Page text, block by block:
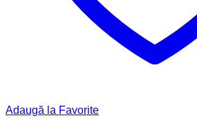
Adaugă la Favorite